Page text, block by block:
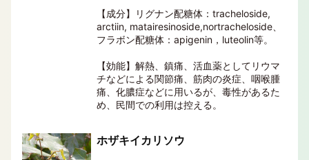
【成分】リグナン配糖体：tracheloside,
arctiin, matairesinoside,nortracheloside、
フラボン配糖体：apigenin，luteolin等。
【効能】解熱、鎮痛、活血薬としてリウマ
チなどによる関節痛、筋肉の炎症、咽喉腫
痛、化膿症などに用いるが、毒性があるた
め、民間での利用は控える。
ホザキイカリソウ